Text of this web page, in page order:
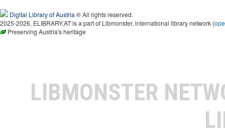
Digital Library of Austria ® All rights reserved.
2025-2026, ELIBRARY.AT is a part of Libmonster, international library network (
Preserving Austria's heritage
LIBMONSTER